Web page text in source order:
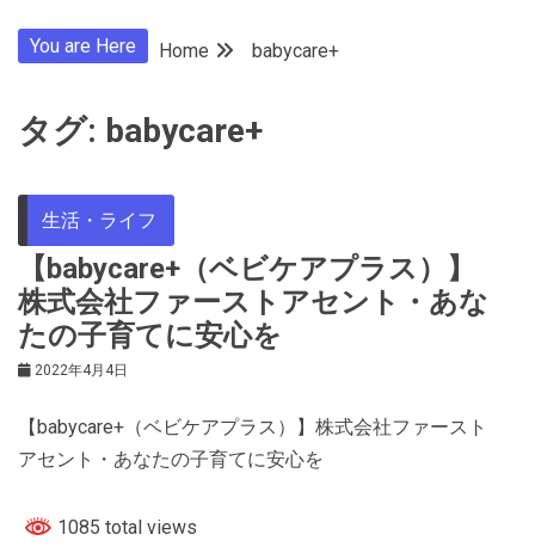
You are Here Home babycare+
タグ: babycare+
生活・ライフ
【babycare+（ベビケアプラス）】
株式会社ファーストアセント・あな
たの子育てに安心を
2022年4月4日
【babycare+（ベビケアプラス）】株式会社ファースト
アセント・あなたの子育てに安心を
1085 total views